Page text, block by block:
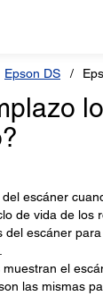
Epson DS
escáner
de vida de los
del escáner
el
las mismas